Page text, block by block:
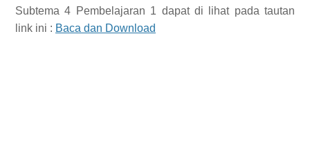
Subtema 4 Pembelajaran 1 dapat di lihat pada tautan
link ini : Baca dan Download